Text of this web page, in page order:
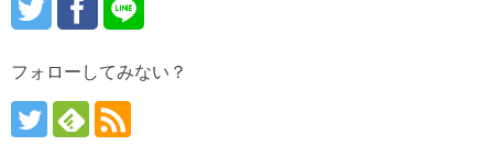
フォローしてみない？